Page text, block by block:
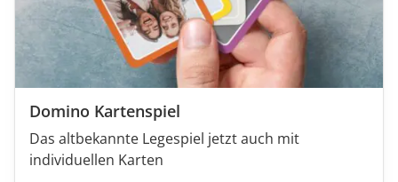
Domino Kartenspiel
Das altbekannte Legespiel jetzt auch mit
individuellen Karten